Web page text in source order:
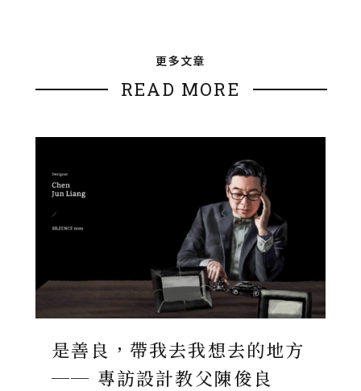
更多文章
READ MORE
是善良，帶我去我想去的地方
── 專訪設計教父陳俊良